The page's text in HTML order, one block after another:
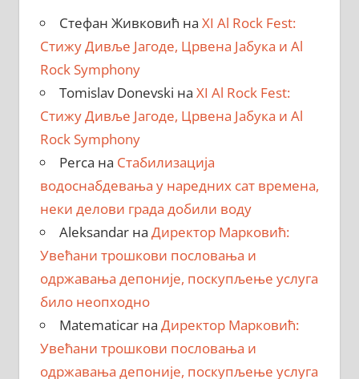
Стефан Живковић на XI Al Rock Fest:
Стижу Дивље Јагоде, Црвена Јабука и Al
Rock Symphony
Tomislav Donevski на XI Al Rock Fest:
Стижу Дивље Јагоде, Црвена Јабука и Al
Rock Symphony
Perca на Стабилизација
водоснабдевања у наредних сат времена,
неки делови града добили воду
Aleksandarна Директор Марковић:
Увећани трошкови пословања и
одржавања депоније, поскупљење услуга
било неопходно
Matematicarна Директор Марковић:
Увећани трошкови пословања и
одржавања депоније, поскупљење услуга